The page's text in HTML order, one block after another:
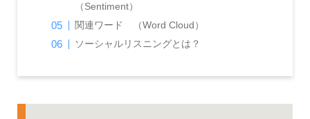
（Sentiment）
関連ワード （Word Cloud）
ソーシャルリスニングとは？